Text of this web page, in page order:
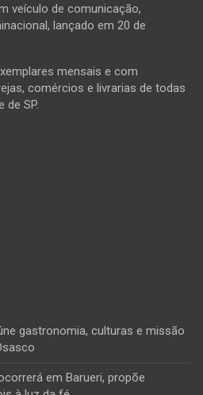
veículo de comunicação,
lançado em 20 de
mensais e com
comércios e livrarias de todas
de SP.
gastronomia, culturas e missão
em Barueri, propõe